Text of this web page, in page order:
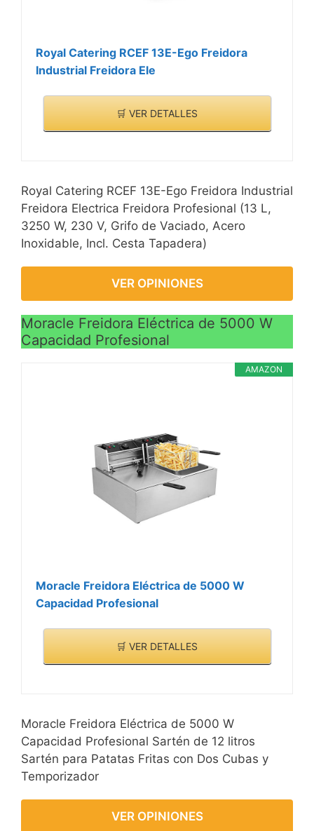
Royal Catering RCEF 13E-Ego Freidora
Industrial Freidora Ele
🛒 VER DETALLES
Royal Catering RCEF 13E-Ego Freidora Industrial
Freidora Electrica Freidora Profesional (13 L,
3250 W, 230 V, Grifo de Vaciado, Acero
Inoxidable, Incl. Cesta Tapadera)
VER OPINIONES
Moracle Freidora Eléctrica de 5000 W
Capacidad Profesional
AMAZON
Moracle Freidora Eléctrica de 5000 W
Capacidad Profesional
🛒 VER DETALLES
Moracle Freidora Eléctrica de 5000 W
Capacidad Profesional Sartén de 12 litros
Sartén para Patatas Fritas con Dos Cubas y
Temporizador
VER OPINIONES